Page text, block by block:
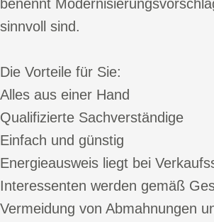
benennt
sinnvoll sind.
Die Vorteile für Sie:
Alles aus einer Hand
Qualifizierte Sachverständige
Einfach und günstig
Energieausweis liegt bei
Interessenten werden gemäß
Vermeidung von Abmahnungen